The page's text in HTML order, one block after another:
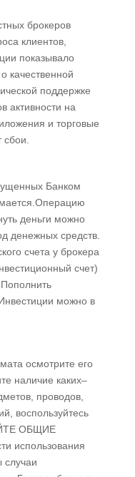
брокеров
клиентов,
показывало
качественной
поддержке
активности на
и торговые
Банком
деньги можно
денежных средств.
счета у брокера
счет)
можно в
осмотрите его
наличие каких–
проводов,
воспользуйтесь
ОБЩИЕ
использования
случаи